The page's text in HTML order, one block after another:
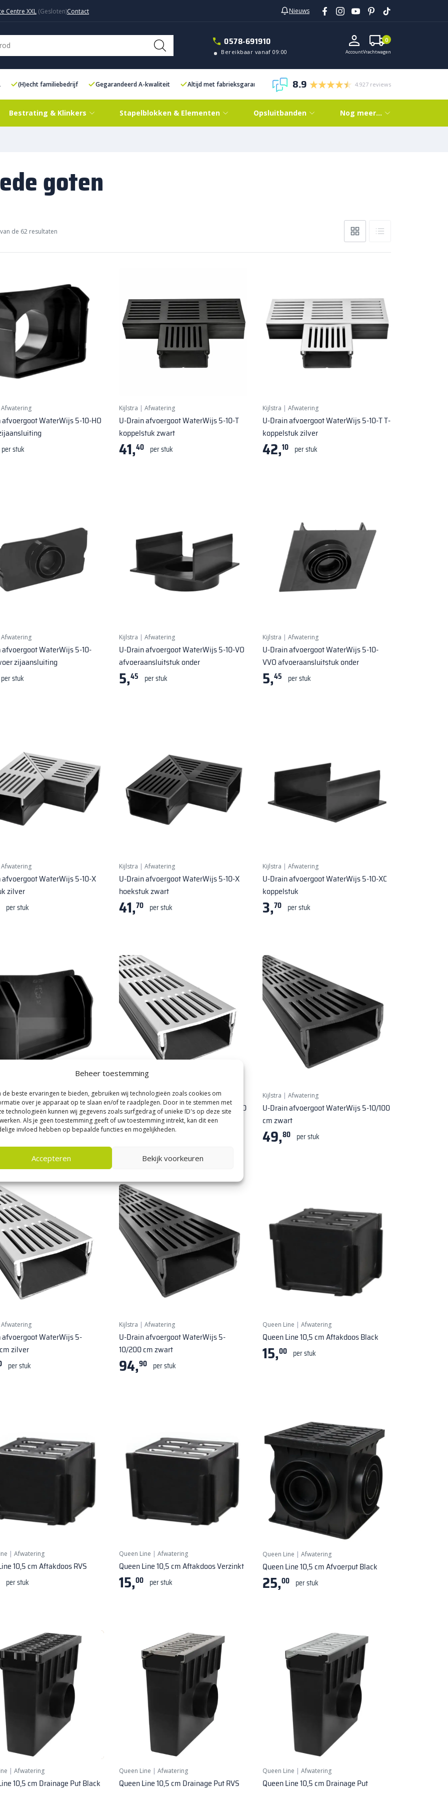
Beheer toestemming
de beste ervaringen te bieden, gebruiken wij technologieën zoals cookies om
over je apparaat op te slaan en/of te raadplegen. Door in te stemmen met
technologieën kunnen wij gegevens zoals surfgedrag of unieke ID's op deze site
Als je geen toestemming geeft of uw toestemming intrekt, kan dit een
invloed hebben op bepaalde functies en mogelijkheden.
Accepteren Bekijk voorkeuren
Centre XXL Contact Nieuws
0578-691910
Bereikbaar vanaf 09:00 AccountVrachtwagen
0
(H)echt familiebedrijf Gegarandeerd A-kwaliteit Altijd met fabrieksgarantie 8.9 4.927 reviews
Bestrating & Klinkers Stapelblokken & Elementen Opsluitbanden Nog meer…
goten
van de 62 resultaten
Afwatering
afvoergoot WaterWijs 5-10-HO
per stuk
Kijlstra | Afwatering
U-Drain afvoergoot WaterWijs 5-10-T
koppelstuk zwart
41,40 per stuk
Kijlstra | Afwatering
U-Drain afvoergoot WaterWijs 5-10-T T-
koppelstuk zilver
42,10 per stuk
Afwatering
afvoergoot WaterWijs 5-10-
zijaansluiting
per stuk
Kijlstra | Afwatering
U-Drain afvoergoot WaterWijs 5-10-VO
afvoeraansluitstuk onder
5,45 per stuk
Kijlstra | Afwatering
U-Drain afvoergoot WaterWijs 5-10-
VVO afvoeraansluitstuk onder
5,45 per stuk
Afwatering
afvoergoot WaterWijs 5-10-X
zilver
per stuk
Kijlstra | Afwatering
U-Drain afvoergoot WaterWijs 5-10-X
hoekstuk zwart
41,70 per stuk
Kijlstra | Afwatering
U-Drain afvoergoot WaterWijs 5-10-XC
koppelstuk
3,70 per stuk
Afwatering
afvoergoot WaterWijs 5-10-XK
per stuk
Kijlstra|Afwatering
U-Drain afvoergoot WaterWijs 5-10/100
cm zilver
47,40 per stuk
Kijlstra | Afwatering
U-Drain afvoergoot WaterWijs 5-10/100
cm zwart
49,80 per stuk
Afwatering
afvoergoot WaterWijs 5-
zilver
per stuk
Kijlstra | Afwatering
U-Drain afvoergoot WaterWijs 5-
10/200 cm zwart
94,90 per stuk
Queen Line | Afwatering
Queen Line 10,5 cm Aftakdoos Black
15,00 per stuk
| Afwatering
10,5 cm Aftakdoos RVS
per stuk
Queen Line | Afwatering
Queen Line 10,5 cm Aftakdoos Verzinkt
15,00 per stuk
Queen Line | Afwatering
Queen Line 10,5 cm Afvoerput Black
25,00 per stuk
| Afwatering
10,5 cm Drainage Put Black
Queen Line | Afwatering
Queen Line 10,5 cm Drainage Put RVS
Queen Line | Afwatering
Queen Line 10,5 cm Drainage Put